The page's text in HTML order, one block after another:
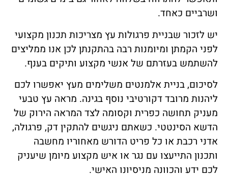
ושרביים כאחד.
יש לזכור שבניית פרגולות עץ מצריכות תכנון מקצועי
לפני הקמתן ומיומנות רבה בהתקנתן לכן אנו ממליצים
להשתמש בעזרתם של אנשי מקצוע ותיקים בענף.
לסיכום, בניית אלמנטים משלימים מעץ יאפשרו לכם
ליהנות מרובד דקורטיבי נוסף בגינה. מראה עץ טבעי
מעניק תחושה כפרית וקסומה לצד המראה הירוק של
הדשא הסינטטי. כשאתם ניגשים להתקין דק, פרגולה,
אדני רכבת או כל פריט הדורש מאחוריו מחשבה
ותכנון התייעצו עם נגר או איש מקצוע מיומן שיעניק
לכם ידע והכוונה מניסיונו האישי.